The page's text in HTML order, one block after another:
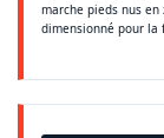
marche pieds nus
dimensionné pour